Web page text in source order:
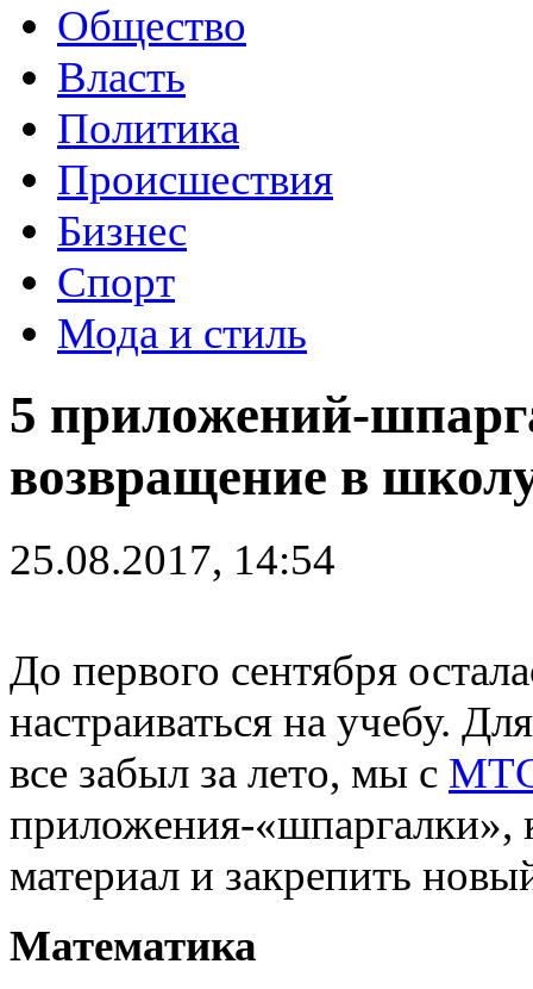
Общество
Власть
Политика
Происшествия
Бизнес
Спорт
Мода и стиль
5 приложений-
возвращение в
25.08.2017, 14:54
До первого сентября
настраиваться на учебу.
все забыл за лето, мы с
приложения-«шпаргалки»,
материал и закрепить
Математика